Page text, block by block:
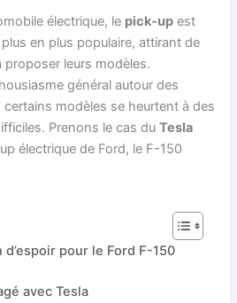
électrique, le pick-up est
en plus populaire, attirant de
leurs modèles.
général autour des
certains modèles se heurtent à des
Prenons le cas duTesla
électrique de Ford, le F-150
pour le Ford F-150
avec Tesla